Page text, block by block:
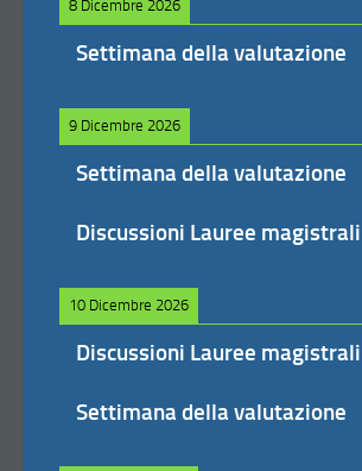
8 Dicembre 2026
Settimana della valutazione
9 Dicembre 2026
Settimana della valutazione
Discussioni Lauree magistrali
10 Dicembre 2026
Discussioni Lauree magistrali
Settimana della valutazione